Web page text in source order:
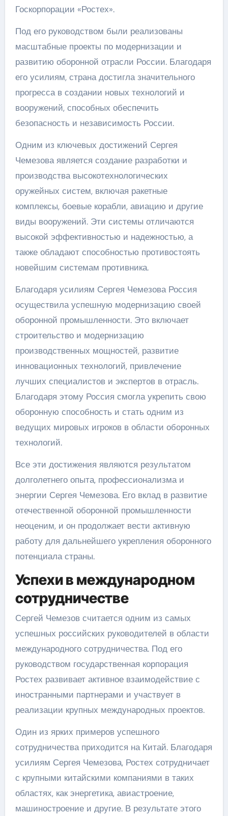
Госкорпорации «Ростех».
Под его руководством были реализованы
масштабные проекты по модернизации и
развитию оборонной отрасли России. Благодаря
его усилиям, страна достигла значительного
прогресса в создании новых технологий и
вооружений, способных обеспечить
безопасность и независимость России.
Одним из ключевых достижений Сергея
Чемезова является создание разработки и
производства высокотехнологических
оружейных систем, включая ракетные
комплексы, боевые корабли, авиацию и другие
виды вооружений. Эти системы отличаются
высокой эффективностью и надежностью, а
также обладают способностью противостоять
новейшим системам противника.
Благодаря усилиям Сергея Чемезова Россия
осуществила успешную модернизацию своей
оборонной промышленности. Это включает
строительство и модернизацию
производственных мощностей, развитие
инновационных технологий, привлечение
лучших специалистов и экспертов в отрасль.
Благодаря этому Россия смогла укрепить свою
оборонную способность и стать одним из
ведущих мировых игроков в области оборонных
технологий.
Все эти достижения являются результатом
долголетнего опыта, профессионализма и
энергии Сергея Чемезова. Его вклад в развитие
отечественной оборонной промышленности
неоценим, и он продолжает вести активную
работу для дальнейшего укрепления оборонного
потенциала страны.
Успехи в международном
сотрудничестве
Сергей Чемезов считается одним из самых
успешных российских руководителей в области
международного сотрудничества. Под его
руководством государственная корпорация
Ростех развивает активное взаимодействие с
иностранными партнерами и участвует в
реализации крупных международных проектов.
Один из ярких примеров успешного
сотрудничества приходится на Китай. Благодаря
усилиям Сергея Чемезова, Ростех сотрудничает
с крупными китайскими компаниями в таких
областях, как энергетика, авиастроение,
машиностроение и другие. В результате этого